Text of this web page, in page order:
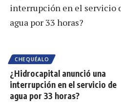
CHEQUÉALO
¿Hidrocapital anunció una
interrupción en el servicio de
agua por 33 horas?